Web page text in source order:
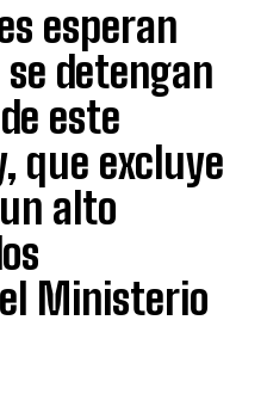
esperan
detengan
este
que excluye
alto
Ministerio